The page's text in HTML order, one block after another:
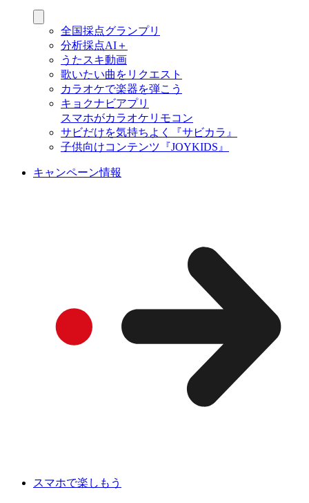
全国採点グランプリ
分析採点AI＋
うたスキ動画
歌いたい曲をリクエスト
カラオケで楽器を弾こう
キョクナビアプリ
スマホがカラオケリモコン
サビだけを気持ちよく『サビカラ』
子供向けコンテンツ『JOYKIDS』
キャンペーン情報
スマホで楽しもう